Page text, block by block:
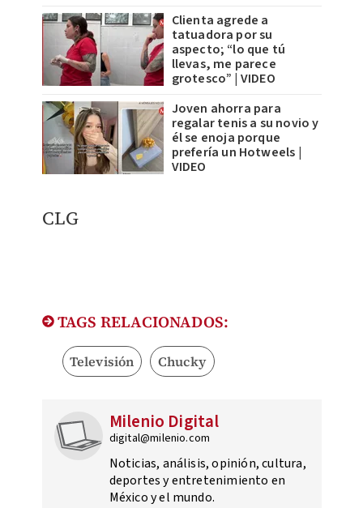
Clienta agrede a
tatuadora por su
aspecto; “lo que tú
llevas, me parece
grotesco” | VIDEO
Joven ahorra para
regalar tenis a su novio y
él se enoja porque
prefería un Hotweels |
VIDEO
CLG
TAGS RELACIONADOS:
Televisión Chucky
Milenio Digital
digital@milenio.com
Noticias, análisis, opinión, cultura,
deportes y entretenimiento en
México y el mundo.